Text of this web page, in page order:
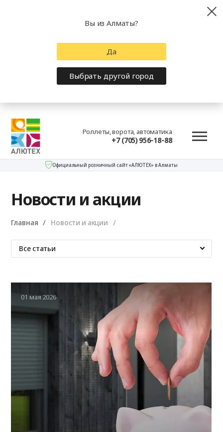
Роллеты, ворота, автоматика
+7 (705) 956-18-88
Официальный розничный сайт «АЛЮТЕХ» в Алматы
Новости и акции
Главная Новости и акции
Все статьи
01 мая 2026
Вы из Алматы?
Да
Выбрать другой город